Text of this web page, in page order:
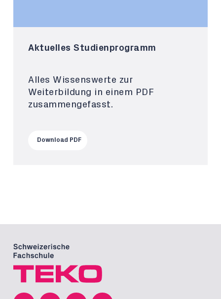
Aktuelles Studienprogramm
Alles Wissenswerte zur
Weiterbildung in einem PDF
zusammengefasst.
Download PDF